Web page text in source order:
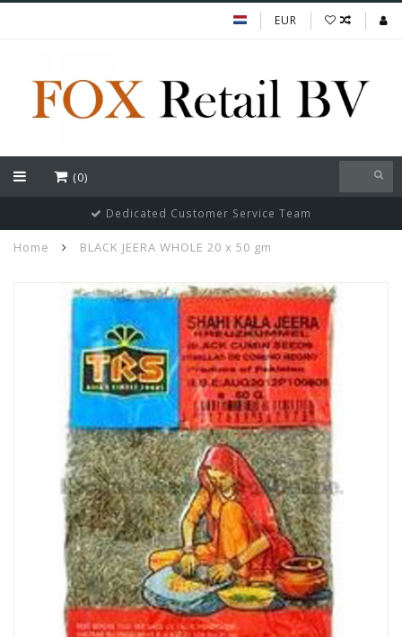
EUR
(0)
Dedicated Customer Service Team
Home BLACK JEERA WHOLE 20 x 50 gm